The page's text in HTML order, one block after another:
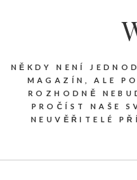
NĚKDY NENÍ
MAGAZÍN, ALE
ROZHODNĚ
PROČÍST NAŠE
NEUVĚŘITELÉ